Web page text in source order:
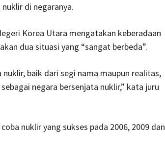
di negaranya.
Korea Utara mengatakan keberadaan
dua situasi yang “sangat berbeda”.
baik dari segi nama maupun realitas,
negara bersenjata nuklir,” kata juru
nuklir yang sukses pada 2006, 2009 dan